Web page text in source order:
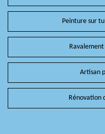
Peinture sur
Artisan
Rénovation